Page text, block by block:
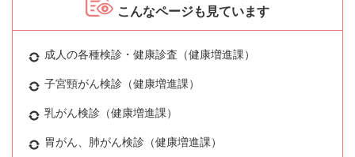
こんなページも見ています
成人の各種検診・健康診査（健康増進課）
子宮頸がん検診（健康増進課）
乳がん検診（健康増進課）
胃がん、肺がん検診（健康増進課）